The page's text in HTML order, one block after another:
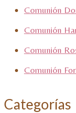
Comunión
Comunión
Comunión
Comunión
Categorías